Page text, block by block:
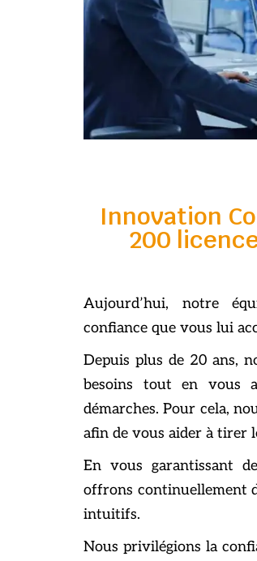
Innovation
200
Aujourd’hui, notre
confiance que vous lui
Depuis plus de 20 ans,
besoins tout en vous
démarches. Pour cela,
afin de vous aider à tirer
En vous garantissant
offrons continuellement
intuitifs.
Nous privilégions la